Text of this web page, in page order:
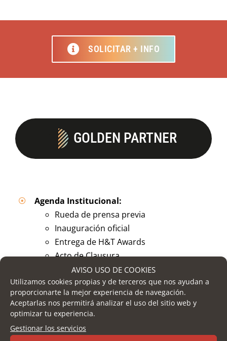
AVISO USO DE COOKIES
Utilizamos cookies propias y de terceros que nos ayudan a
proporcionarte la mejor experiencia de navegación.
Aceptarlas nos permitirá analizar el uso del sitio web y
optimizar tu experiencia.
Gestionar los servicios
SOLICITAR + INFO
GOLDEN PARTNER
Agenda Institucional:
Rueda de prensa previa
Inauguración oficial
Entrega de H&T Awards
Acto de Clausura
Cena de Networking
Acceso Herramienta Networking
1 Sala – Actividad paralela (servicios
específicos excluidos)
Invitaciones para clientes visitante profesional